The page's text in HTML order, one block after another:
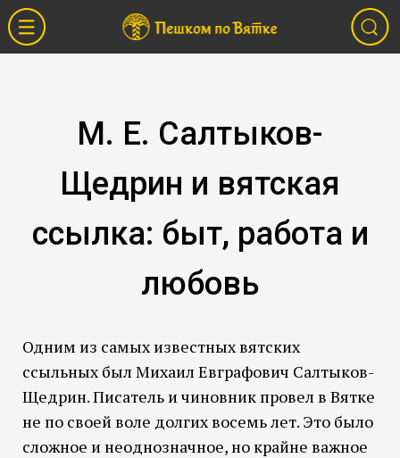
М. Е. Салтыков-
Щедрин и вятская
ссылка: быт, работа и
любовь
Одним из самых известных вятских
ссыльных был Михаил Евграфович Салтыков-
Щедрин. Писатель и чиновник провел в Вятке
не по своей воле долгих восемь лет. Это было
сложное и неоднозначное, но крайне важное